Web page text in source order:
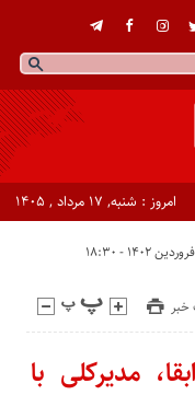
امروز : شنبه, ۱۷ مرداد , ۱۴۰۵
مدیرکلی با